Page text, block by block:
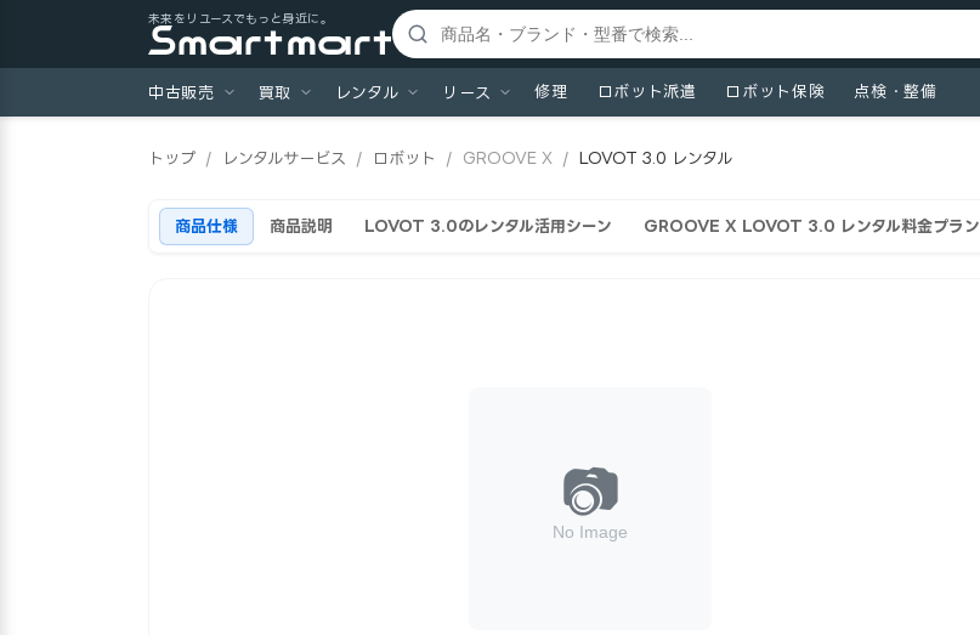
未来をリユースでもっと身近に。
中古販売 買取 レンタル リース 修理 ロボット派遣 ロボット保険 点検・整備
トップ / レンタルサービス / ロボット / GROOVE X / LOVOT 3.0 レンタル
商品仕様 商品説明 LOVOT 3.0のレンタル活用シーン GROOVE X LOVOT 3.0 レンタル料金プラン